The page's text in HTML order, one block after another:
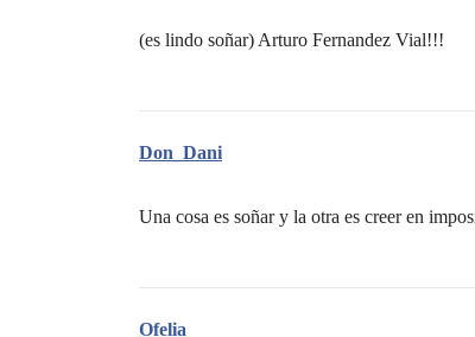
(es lindo soñar) Arturo Fernandez Vial!!!
Don_Dani
Una cosa es soñar y la otra es creer en
Ofelia